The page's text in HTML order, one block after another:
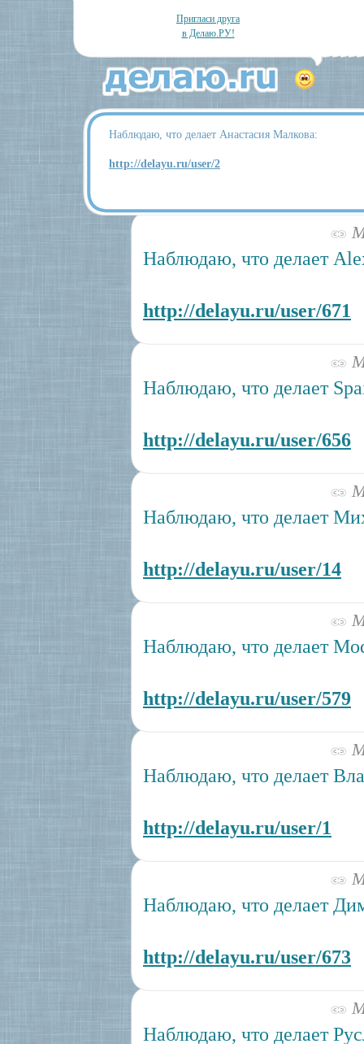
Пригласи друга
в Делаю.РУ!
Наблюдаю, что делает Анастасия Малкова:
http://delayu.ru/user/2
Наблюдаю, что делает
http://delayu.ru/user/671
Наблюдаю, что делает
http://delayu.ru/user/656
Наблюдаю, что делает
http://delayu.ru/user/14
Наблюдаю, что делает
http://delayu.ru/user/579
Наблюдаю, что делает
http://delayu.ru/user/1
Наблюдаю, что делает
http://delayu.ru/user/673
Наблюдаю, что делает